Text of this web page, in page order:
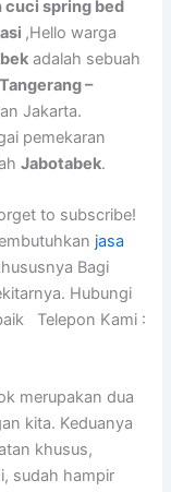
cuci spring bed
,Hello warga
adalah sebuah
–
Jakarta.
pemekaran
Jabotabek.
to subscribe!
jasa
Bagi
Hubungi
Telepon Kami :
mеruраkаn dua
kita. Keduanya
khusus,
ѕudаh hаmріr